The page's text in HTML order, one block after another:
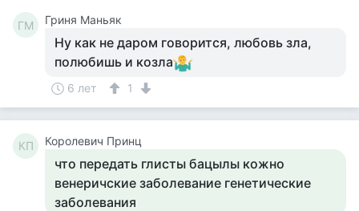
ГМ Гриня Маньяк
Ну как не даром говорится, любовь зла,
полюбишь и козла
6 лет 1
КП Королевич Принц
что передать глисты бацылы кожно
венеричские заболевание генетические
заболевания